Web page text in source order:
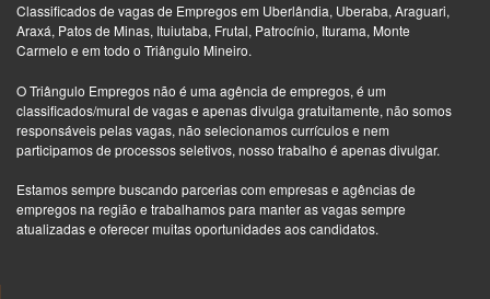
Classificados de vagas de Empregos em Uberlândia, Uberaba, Araguari,
Araxá, Patos de Minas, Ituiutaba, Frutal, Patrocínio, Iturama, Monte
Carmelo e em todo o Triângulo Mineiro.
O Triângulo Empregos não é uma agência de empregos, é um
classificados/mural de vagas e apenas divulga gratuitamente, não somos
responsáveis pelas vagas, não selecionamos currículos e nem
participamos de processos seletivos, nosso trabalho é apenas divulgar.
Estamos sempre buscando parcerias com empresas e agências de
empregos na região e trabalhamos para manter as vagas sempre
atualizadas e oferecer muitas oportunidades aos candidatos.